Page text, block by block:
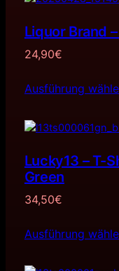
Liquor Brand
24,90€
Ausführung
Lucky13 – T-
Green
34,50€
Ausführung